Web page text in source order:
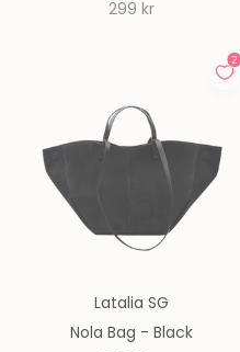
REA-pris
299 kr
Latalia SG
Nola Bag - Black